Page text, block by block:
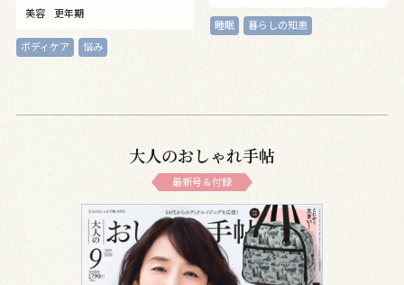
美容 更年期
ボディケア 悩み
睡眠 暮らしの知恵
大人のおしゃれ手帖
最新号＆付録